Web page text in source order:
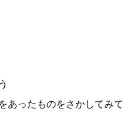
あったものをさかしてみて